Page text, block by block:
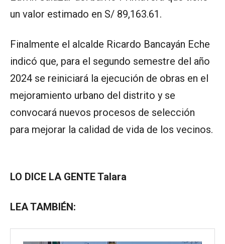
un valor estimado en S/ 89,163.61.
Finalmente el alcalde Ricardo Bancayán Eche
indicó que, para el segundo semestre del año
2024 se reiniciará la ejecución de obras en el
mejoramiento urbano del distrito y se
convocará nuevos procesos de selección
para mejorar la calidad de vida de los vecinos.
LO DICE LA GENTE Talara
LEA TAMBIÉN: